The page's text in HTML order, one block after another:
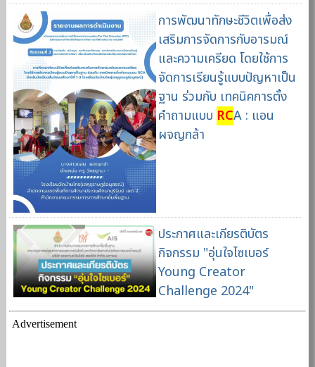
การพัฒนาทักษะชีวิตเพื่อส่ง
เสริมการจัดการกับอารมณ์
และความเครียด โดยใช้การ
จัดการเรียนรู้แบบปัญหาเป็น
ฐาน ร่วมกับ เทคนิคการตั้ง
คำถามแบบ RCA : แอน
ผจญกล้า
ประกาศและเกียรติบัตร
กิจกรรม "อุ่นใจไซเบอร์
Young Creator
Challenge 2024"
Advertisement